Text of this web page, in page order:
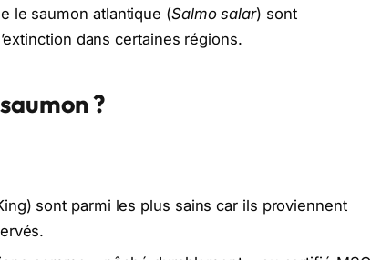
le saumon atlantique (Salmo salar) sont
dans certaines régions.
?
sont parmi les plus sains car ils proviennent